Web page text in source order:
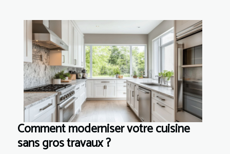
Comment moderniser votre cuisine
sans gros travaux ?